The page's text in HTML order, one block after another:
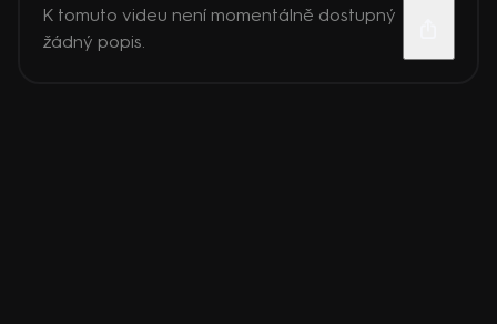
K tomuto videu není momentálně dostupný
žádný popis.